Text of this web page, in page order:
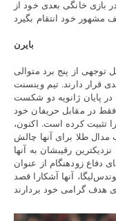
بازی خانگی بعدی خود از
بایرن
توجهی از پنج برد متوالی
قرار دارند. تیم وینسنت
در پایان ژانویه دو شکست
در مقابل حریفان خود
تثبیت کرده است. اکنون،
مدال طلا برای آنها چالش
آنها نسبت به نزدیکترین رقیبشان به آنها
دفاع زودهنگام از عنوان
آنها آشکارا قصد